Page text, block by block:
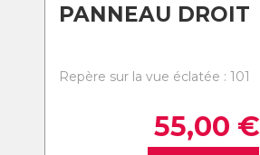
PANNEAU DROIT
Repère sur la vue éclatée : 101
55,00 €